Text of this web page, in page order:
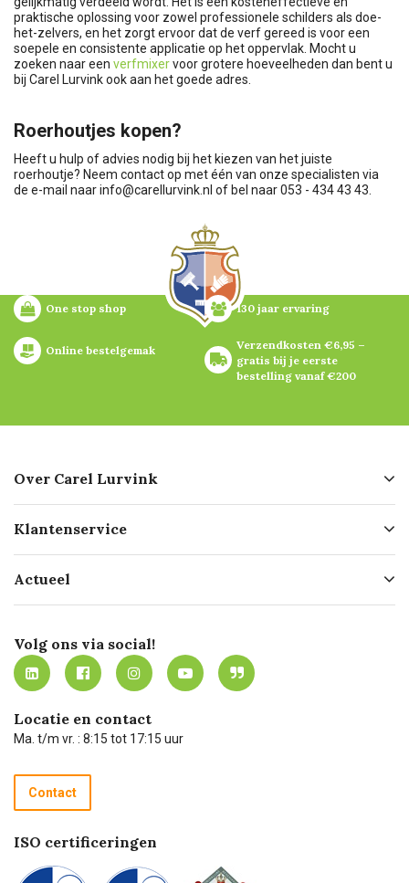
praktische oplossing voor zowel professionele schilders als doe-
het-zelvers, en het zorgt ervoor dat de verf gereed is voor een
soepele en consistente applicatie op het oppervlak. Mocht u
zoeken naar een verfmixervoor grotere hoeveelheden dan bent u
bij Carel Lurvink ook aan het goede adres.
Roerhoutjes kopen?
Heeft u hulp of advies nodig bij het kiezen van het juiste
roerhoutje? Neem contact op met één van onze specialisten via
de e-mail naarinfo@carellurvink.nl of bel naar 053 - 434 43 43.
One stop shop 130 jaar ervaring
Online bestelgemak
Verzendkosten €6,95 –
gratis bij je eerste
bestelling vanaf €200
Over Carel Lurvink
Geschiedenis
Missie
Certificering
Werken bij Carel Lurvink
MVO
Klantenservice
Bezorgen
Mijn Carel Lurvink
Mijn Carel Lurvink instructievideo's
Carel Lurvink App
Hulp op afstand
Technische dienst
Recycle programma
Betalen
Actueel
Innovation LAB
Tevreden klanten
Carel Lurvink Blog
Carel de podcast
Volg ons via social!
Locatie en contact
Ma. t/m vr. : 8:15 tot 17:15 uur
Contact
ISO certificeringen